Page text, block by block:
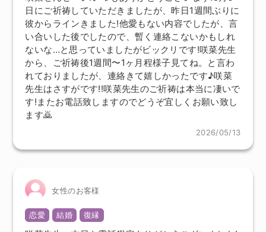
日にご祈祷していただきましたが、昨日1週間ぶりに
彼からラインきました!他愛もない内容でしたが、言
い合いした後でしたので、暫く連絡こないかもしれ
ないな…と思っていましたがビックリです!咲菜先生
から、ご祈祷後1週間〜1ヶ月程様子見てね。と言わ
れておりましたが、連絡きて嬉しかったです♪咲菜
先生はさすがです!!咲菜先生のご祈祷は本当に凄いで
す!またお電話致しますのでどうぞ宜しくお願い致し
ます🙇
2026/05/13
女性のお客様
恋愛 結婚 復縁